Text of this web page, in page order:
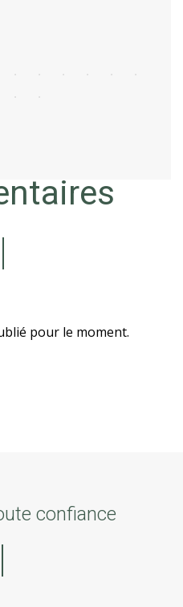
pour le moment.
confiance